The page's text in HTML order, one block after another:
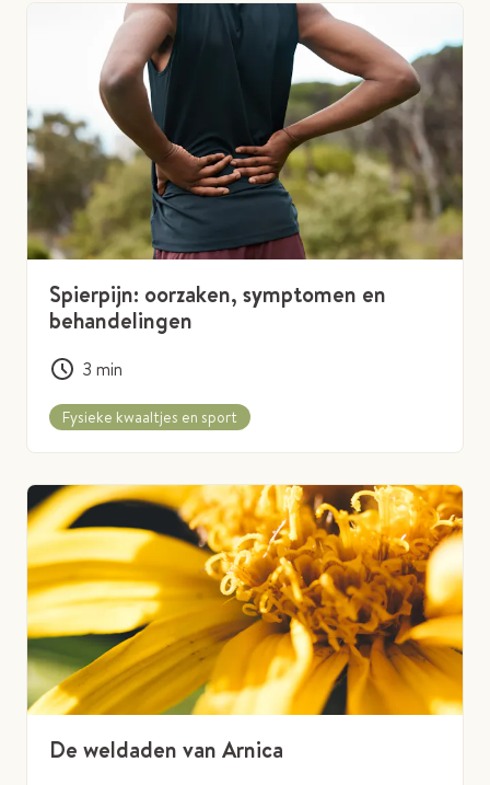
Spierpijn: oorzaken, symptomen en
behandelingen
3 min
Fysieke kwaaltjes en sport
De weldaden van Arnica